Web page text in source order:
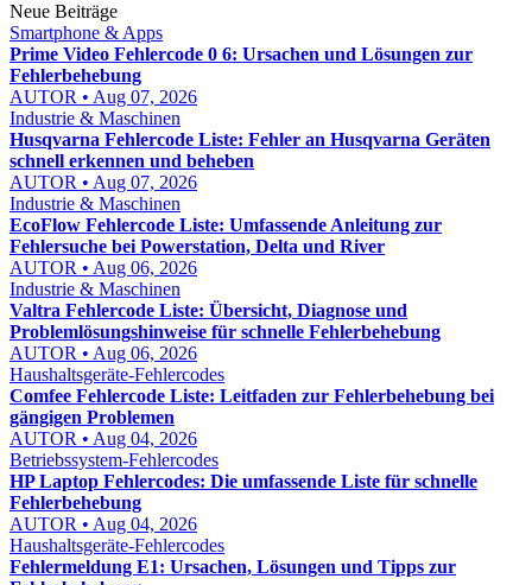
Neue Beiträge
Smartphone & Apps
Prime Video Fehlercode 0 6: Ursachen und Lösungen zur
Fehlerbehebung
AUTOR • Aug 07, 2026
Industrie & Maschinen
Husqvarna Fehlercode Liste: Fehler an Husqvarna Geräten
schnell erkennen und beheben
AUTOR • Aug 07, 2026
Industrie & Maschinen
EcoFlow Fehlercode Liste: Umfassende Anleitung zur
Fehlersuche bei Powerstation, Delta und River
AUTOR • Aug 06, 2026
Industrie & Maschinen
Valtra Fehlercode Liste: Übersicht, Diagnose und
Problemlösungshinweise für schnelle Fehlerbehebung
AUTOR • Aug 06, 2026
Haushaltsgeräte-Fehlercodes
Comfee Fehlercode Liste: Leitfaden zur Fehlerbehebung bei
gängigen Problemen
AUTOR • Aug 04, 2026
Betriebssystem-Fehlercodes
HP Laptop Fehlercodes: Die umfassende Liste für schnelle
Fehlerbehebung
AUTOR • Aug 04, 2026
Haushaltsgeräte-Fehlercodes
Fehlermeldung E1: Ursachen, Lösungen und Tipps zur